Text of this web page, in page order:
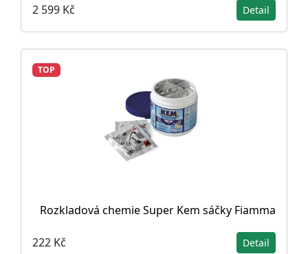
2 599 Kč Detail
TOP
Rozkladová chemie Super Kem sáčky Fiamma
222 Kč Detail